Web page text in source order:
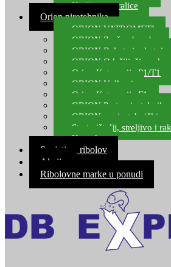
Kutije za varalice
Orion pirotehnika
ORION VATROMETI
ORION Zračne bombe
ORION Rakete i raketni
ORION Odašiljači zvuka
Orion Kategorija P1/T1
ORION Vulkani
Orion Kategorija F1
ORION Party pirotehnika
ORION nepirotehnički
Start pištolji, streljivo i
Kontakt
Savjeti za ribolov
Akcija
Ribolovne marke u ponudi